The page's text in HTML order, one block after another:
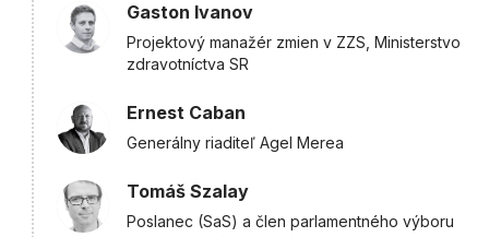
Gaston Ivanov
Projektový manažér zmien v ZZS, Ministerstvo
zdravotníctva SR
Ernest Caban
Generálny riaditeľ Agel Merea
Tomáš Szalay
Poslanec (SaS) a člen parlamentného výboru